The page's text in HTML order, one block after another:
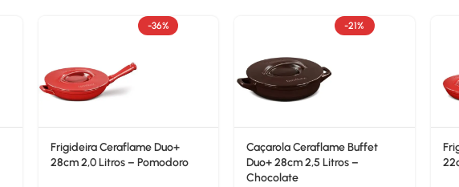
-36%
Frigideira Ceraflame Duo+
28cm 2,0 Litros – Pomodoro
-21%
Caçarola Ceraflame Buffet
Duo+ 28cm 2,5 Litros –
Chocolate